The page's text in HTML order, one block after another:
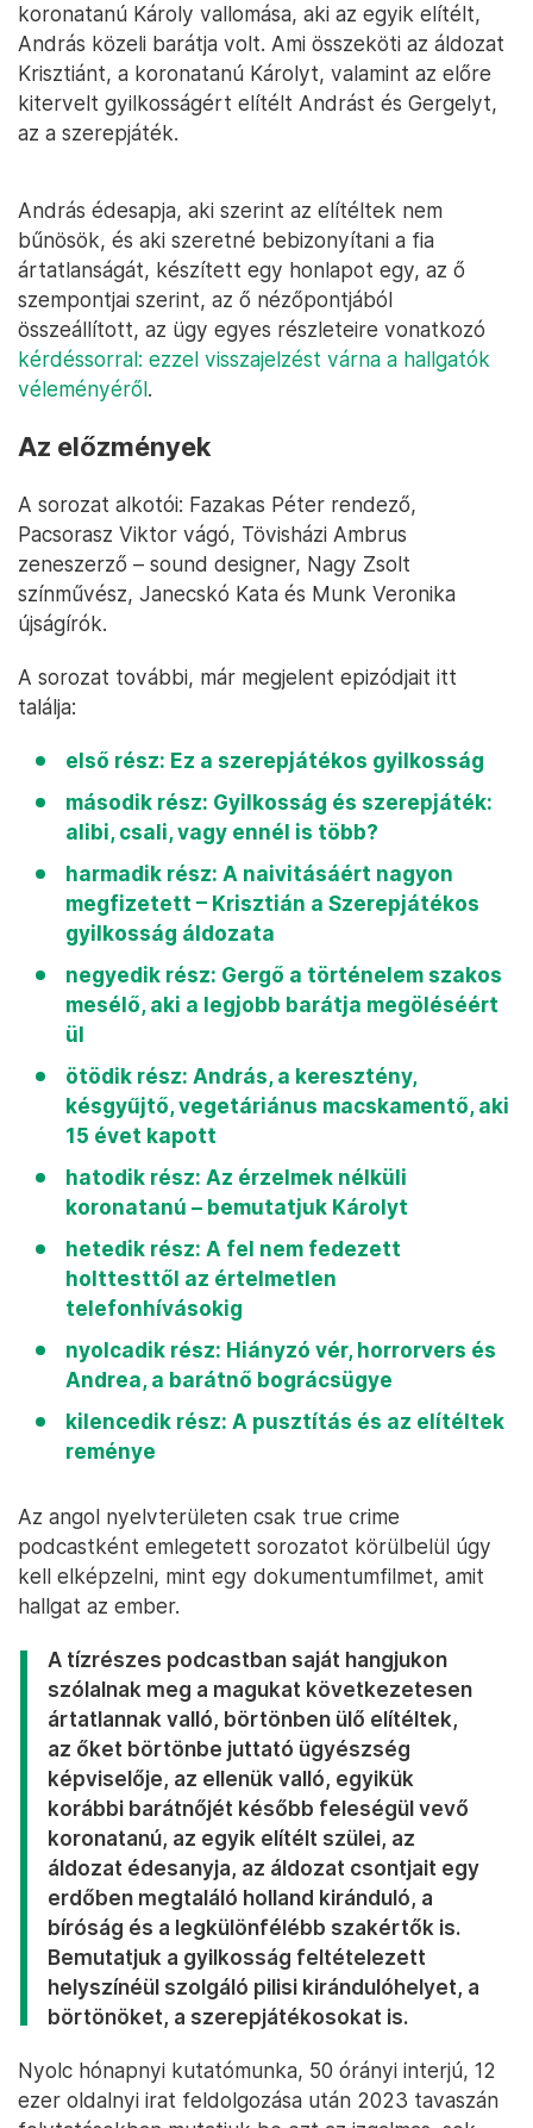
koronatanú Károly vallomása, aki az egyik elítélt,
András közeli barátja volt. Ami összeköti az áldozat
Krisztiánt, a koronatanú Károlyt, valamint az előre
kitervelt gyilkosságért elítélt Andrást és Gergelyt,
az a szerepjáték.
András édesapja, aki szerint az elítéltek nem
bűnösök, és aki szeretné bebizonyítani a fia
ártatlanságát, készített egy honlapot egy, az ő
szempontjai szerint, az ő nézőpontjából
összeállított, az ügy egyes részleteire vonatkozó
kérdéssorral: ezzel visszajelzést várna a hallgatók
véleményéről.
Az előzmények
A sorozat alkotói: Fazakas Péter rendező,
Pacsorasz Viktor vágó, Tövisházi Ambrus
zeneszerző – sound designer, Nagy Zsolt
színművész, Janecskó Kata és Munk Veronika
újságírók.
A sorozat további, már megjelent epizódjait itt
találja:
első rész: Ez a szerepjátékos gyilkosság
második rész: Gyilkosság és szerepjáték:
alibi, csali, vagy ennél is több?
harmadik rész: A naivitásáért nagyon
megfizetett – Krisztián a Szerepjátékos
gyilkosság áldozata
negyedik rész: Gergő a történelem szakos
mesélő, aki a legjobb barátja megöléséért
ül
ötödik rész: András, a keresztény,
késgyűjtő, vegetáriánus macskamentő, aki
15 évet kapott
hatodik rész: Az érzelmek nélküli
koronatanú – bemutatjuk Károlyt
hetedik rész: A fel nem fedezett
holttesttől az értelmetlen
telefonhívásokig
nyolcadik rész: Hiányzó vér, horrorvers és
Andrea, a barátnő bográcsügye
kilencedik rész: A pusztítás és az elítéltek
reménye
Az angol nyelvterületen csak true crime
podcastként emlegetett sorozatot körülbelül úgy
kell elképzelni, mint egy dokumentumfilmet, amit
hallgat az ember.
A tízrészes podcastban saját hangjukon
szólalnak meg a magukat következetesen
ártatlannak valló, börtönben ülő elítéltek,
az őket börtönbe juttató ügyészség
képviselője, az ellenük valló, egyikük
korábbi barátnőjét később feleségül vevő
koronatanú, az egyik elítélt szülei, az
áldozat édesanyja, az áldozat csontjait egy
erdőben megtaláló holland kiránduló, a
bíróság és a legkülönfélébb szakértők is.
Bemutatjuk a gyilkosság feltételezett
helyszínéül szolgáló pilisi kirándulóhelyet, a
börtönöket, a szerepjátékosokat is.
Nyolc hónapnyi kutatómunka, 50 órányi interjú, 12
ezer oldalnyi irat feldolgozása után 2023 tavaszán